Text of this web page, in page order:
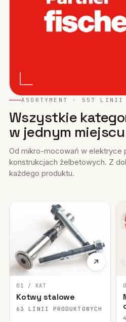
ASORTYMENT · 557 LINII
Wszystkie
w jednym miejscu
Od mikro-mocowań w elektryce
konstrukcjach żelbetowych. Z
każdego produktu.
01 / KAT
Kotwy stalowe
63 LINII PRODUKTOWYCH